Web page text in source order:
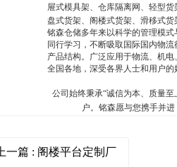
屉式模具架、仓库隔离网、轻型
盘式货架、阁楼式货架、滑移式货
铭森仓储多年来以科学的管理模
同行学习，不断吸取国际国内物
产品结构。广泛应用于物流、机
全国各地，深受各界人士和用户的
公司始终秉承“诚信为本、质量
户。铭森愿与您携手并
上一篇 : 阁楼平台定制厂